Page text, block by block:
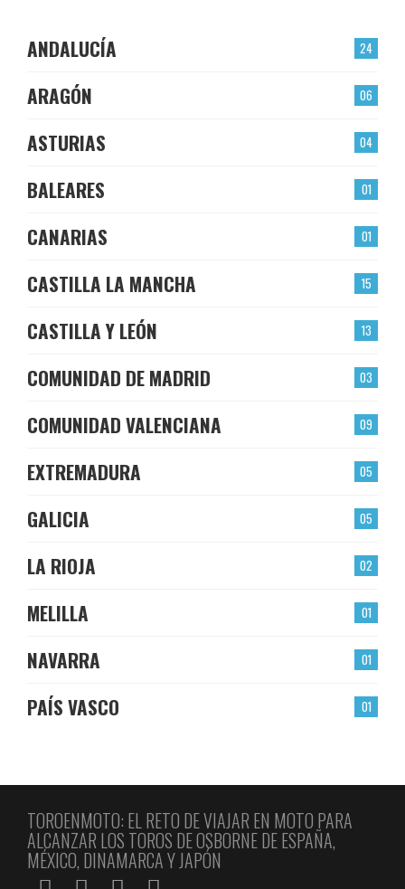
24
ANDALUCÍA
06
ARAGÓN
04
ASTURIAS
01
BALEARES
01
CANARIAS
15
CASTILLA LA MANCHA
13
CASTILLA Y LEÓN
03
COMUNIDAD DE MADRID
09
COMUNIDAD VALENCIANA
05
EXTREMADURA
05
GALICIA
02
LA RIOJA
01
MELILLA
01
NAVARRA
01
PAÍS VASCO
TOROENMOTO: EL RETO DE VIAJAR EN MOTO PARA
ALCANZAR LOS TOROS DE OSBORNE DE ESPAÑA,
MÉXICO, DINAMARCA Y JAPÓN